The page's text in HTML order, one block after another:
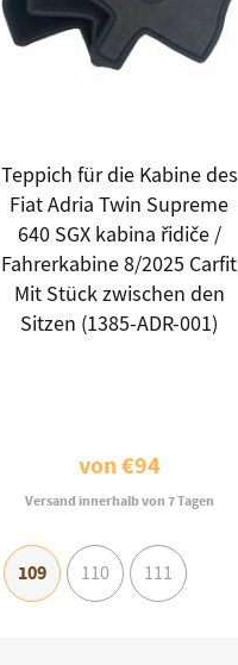
Teppich für die Kabine des
Fiat Adria Twin Supreme
640 SGX kabina řidiče /
Fahrerkabine 8/2025 Carfit
Mit Stück zwischen den
Sitzen (1385-ADR-001)
von€94
Versand innerhalb von 7 Tagen
109 110 111